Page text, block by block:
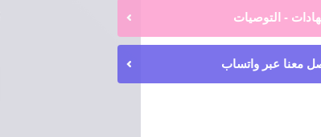
- التوصيات
معنا عبر واتساب